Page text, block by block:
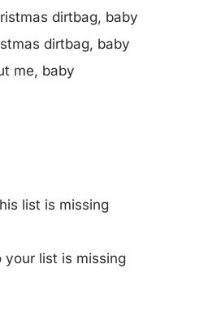
dirtbag, baby
dirtbag, baby
me, baby
list is missing
list is missing